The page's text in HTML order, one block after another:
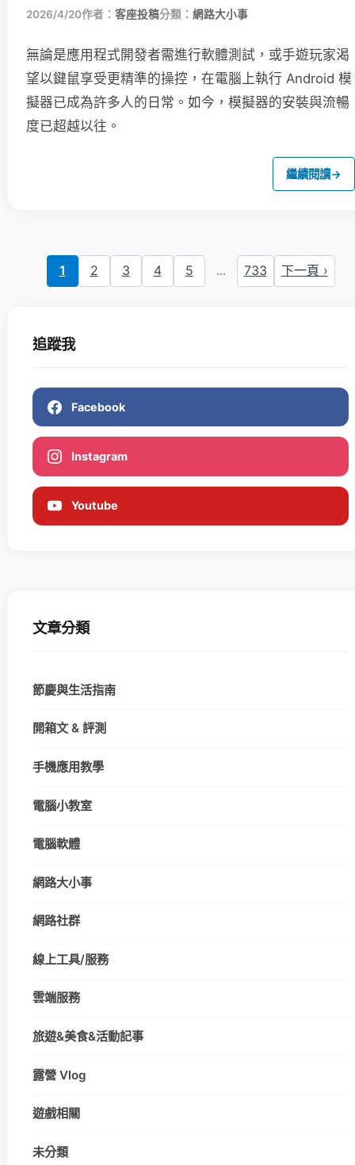
2026/4/20作者： 客座投稿分類： 網路大小事
無論是應用程式開發者需進行軟體測試，或手遊玩家渴
望以鍵鼠享受更精準的操控，在電腦上執行 Android 模
擬器已成為許多人的日常。如今，模擬器的安裝與流暢
度已超越以往。
繼續閱讀→
1 2 3 4 5 ... 733 下一頁 ›
追蹤我
Facebook
Instagram
Youtube
文章分類
節慶與生活指南
開箱文 & 評測
手機應用教學
電腦小教室
電腦軟體
網路大小事
網路社群
線上工具/服務
雲端服務
旅遊&美食&活動記事
露營 Vlog
遊戲相關
未分類